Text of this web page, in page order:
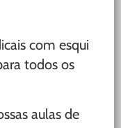
com esqui
todos os
aulas de